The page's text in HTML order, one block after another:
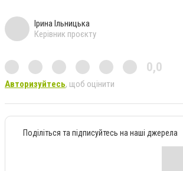
Ірина Ільницька
Керівник проєкту
0,0
Авторизуйтесь, щоб оцінити
Поділіться та підписуйтесь на наші джерела